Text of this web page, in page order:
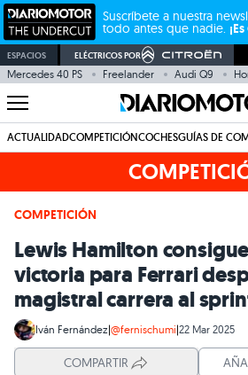
Suscríbete a nuestra
todo antes que nadie.
ESPACIOS ELÉCTRICOS POR
Mercedes 40 PS Freelander Audi Q9
ACTUALIDADCOMPETICIÓNCOCHESGUÍAS DE
COMPETICIÓN
Lewis Hamilton
victoria para Ferrari
magistral carrera al
Iván Fernández|@fernischumi|22 Mar 2025
COMPARTIR